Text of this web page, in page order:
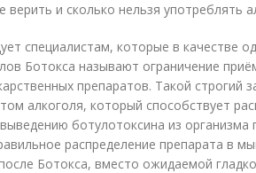
верить и сколько нельзя употреблять
специалистам, которые в качестве
Ботокса называют ограничение
препаратов. Такой строгий
алкоголя, который способствует
ботулотоксина из организма
распределение препарата в
Ботокса, вместо ожидаемой